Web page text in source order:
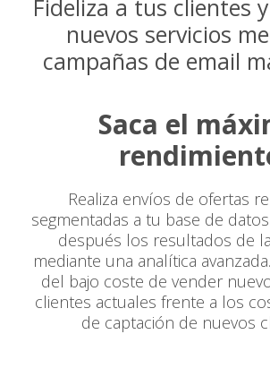
Fideliza a tus clientes
nuevos servicios
campañas de email
Saca el
Realiza envíos de ofertas
segmentadas a tu base de
después los resultados de
mediante una analítica
del bajo coste de vender
clientes actuales frente a los
de captación de nuevos